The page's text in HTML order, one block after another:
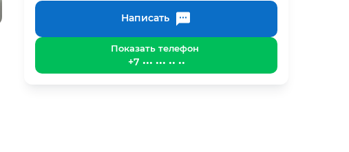
Написать
Показать телефон
+7 ••• ••• •• ••